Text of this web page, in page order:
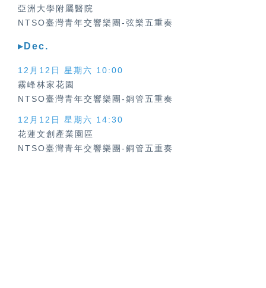
亞洲大學附屬醫院
NTSO臺灣青年交響樂團-弦樂五重奏
▸Dec.
12月12日 星期六 10:00
霧峰林家花園
NTSO臺灣青年交響樂團-銅管五重奏
12月12日 星期六 14:30
花蓮文創產業園區
NTSO臺灣青年交響樂團-銅管五重奏